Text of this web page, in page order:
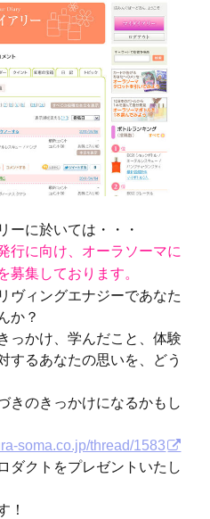
ーに於いては・・・
行に向け、オーラソーマに
募集しております。
ヴィングエナジーであなた
か？
っかけ、学んだこと、体験
するあなたの思いを、どう
きのきっかけになるかもし
soma.co.jp/thread/1583
ダクトをプレゼントいたし
！